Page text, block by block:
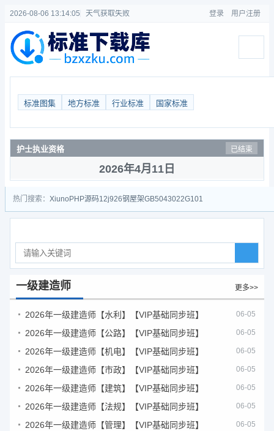
2026-08-06 13:14:05 天气获取失败 登录 用户注册
标准图集 地方标准 行业标准 国家标准
护士执业资格 已结束
2026年4月11日
热门搜索： Xiuno PHP源码12j926钢屋架GB5043022G101
一级建造师 更多>>
2026年一级建造师【水利】【VIP基础同步班】 06-05
2026年一级建造师【公路】【VIP基础同步班】 06-05
2026年一级建造师【机电】【VIP基础同步班】 06-05
2026年一级建造师【市政】【VIP基础同步班】 06-05
2026年一级建造师【建筑】【VIP基础同步班】 06-05
2026年一级建造师【法规】【VIP基础同步班】 06-05
2026年一级建造师【管理】【VIP基础同步班】 06-05